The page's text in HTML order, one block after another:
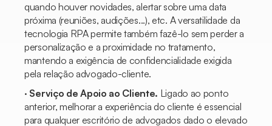
quando houver novidades, alertar sobre uma data
próxima (reuniões, audições...), etc. A versatilidade da
tecnologia RPA permite também fazê-lo sem perder a
personalização e a proximidade no tratamento,
mantendo a exigência de confidencialidade exigida
pela relação advogado-cliente.
· Serviço de Apoio ao Cliente. Ligado ao ponto
anterior, melhorar a experiência do cliente é essencial
para qualquer escritório de advogados dado o elevado